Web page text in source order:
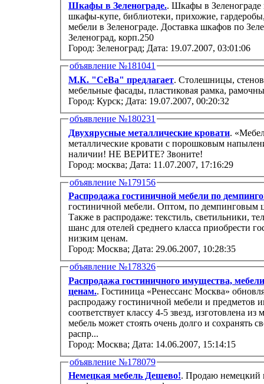
Шкафы в Зеленограде.. Шкафы в
шкафы-купе, библиотеки, прихожие,
мебели в Зеленограде. Доставка шкафов по
Зеленоград, корп.250
Город: Зеленоград; Дата: 19.07.2007, 03:01:06
объявление №181041
М.К. "СеВа" предлагает. Столешницы,
мебельные фасады, пластиковая рамка,
Город: Курск; Дата: 19.07.2007, 00:20:32
объявление №180231
Двухярусные металлические кровати.
металлические кровати с порошковым
наличии! НЕ ВЕРИТЕ? Звоните!
Город: москва; Дата: 11.07.2007, 17:16:29
объявление №179156
Распродажа гостиничной мебели по
гостиничной мебели. Оптом, по демпинговым
Также в распродаже: текстиль, светильники,
шанс для отелей среднего класса приобрести
низким ценам.
Город: Москва; Дата: 29.06.2007, 10:28:35
объявление №178326
Распродажа гостиничного имущества,
ценам.. Гостиница «Ренессанс Москва»
распродажу гостиничной мебели и предметов
соответствует классу 4-5 звезд, изготовлена
мебель может стоять очень долго и сохранять
распр...
Город: Москва; Дата: 14.06.2007, 15:14:15
объявление №178079
Немецкая мебель Дешево!. Продаю немецкий